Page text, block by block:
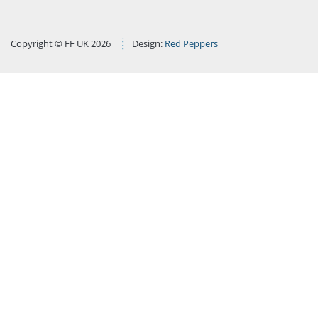
Copyright © FF UK 2026 Design: Red Peppers